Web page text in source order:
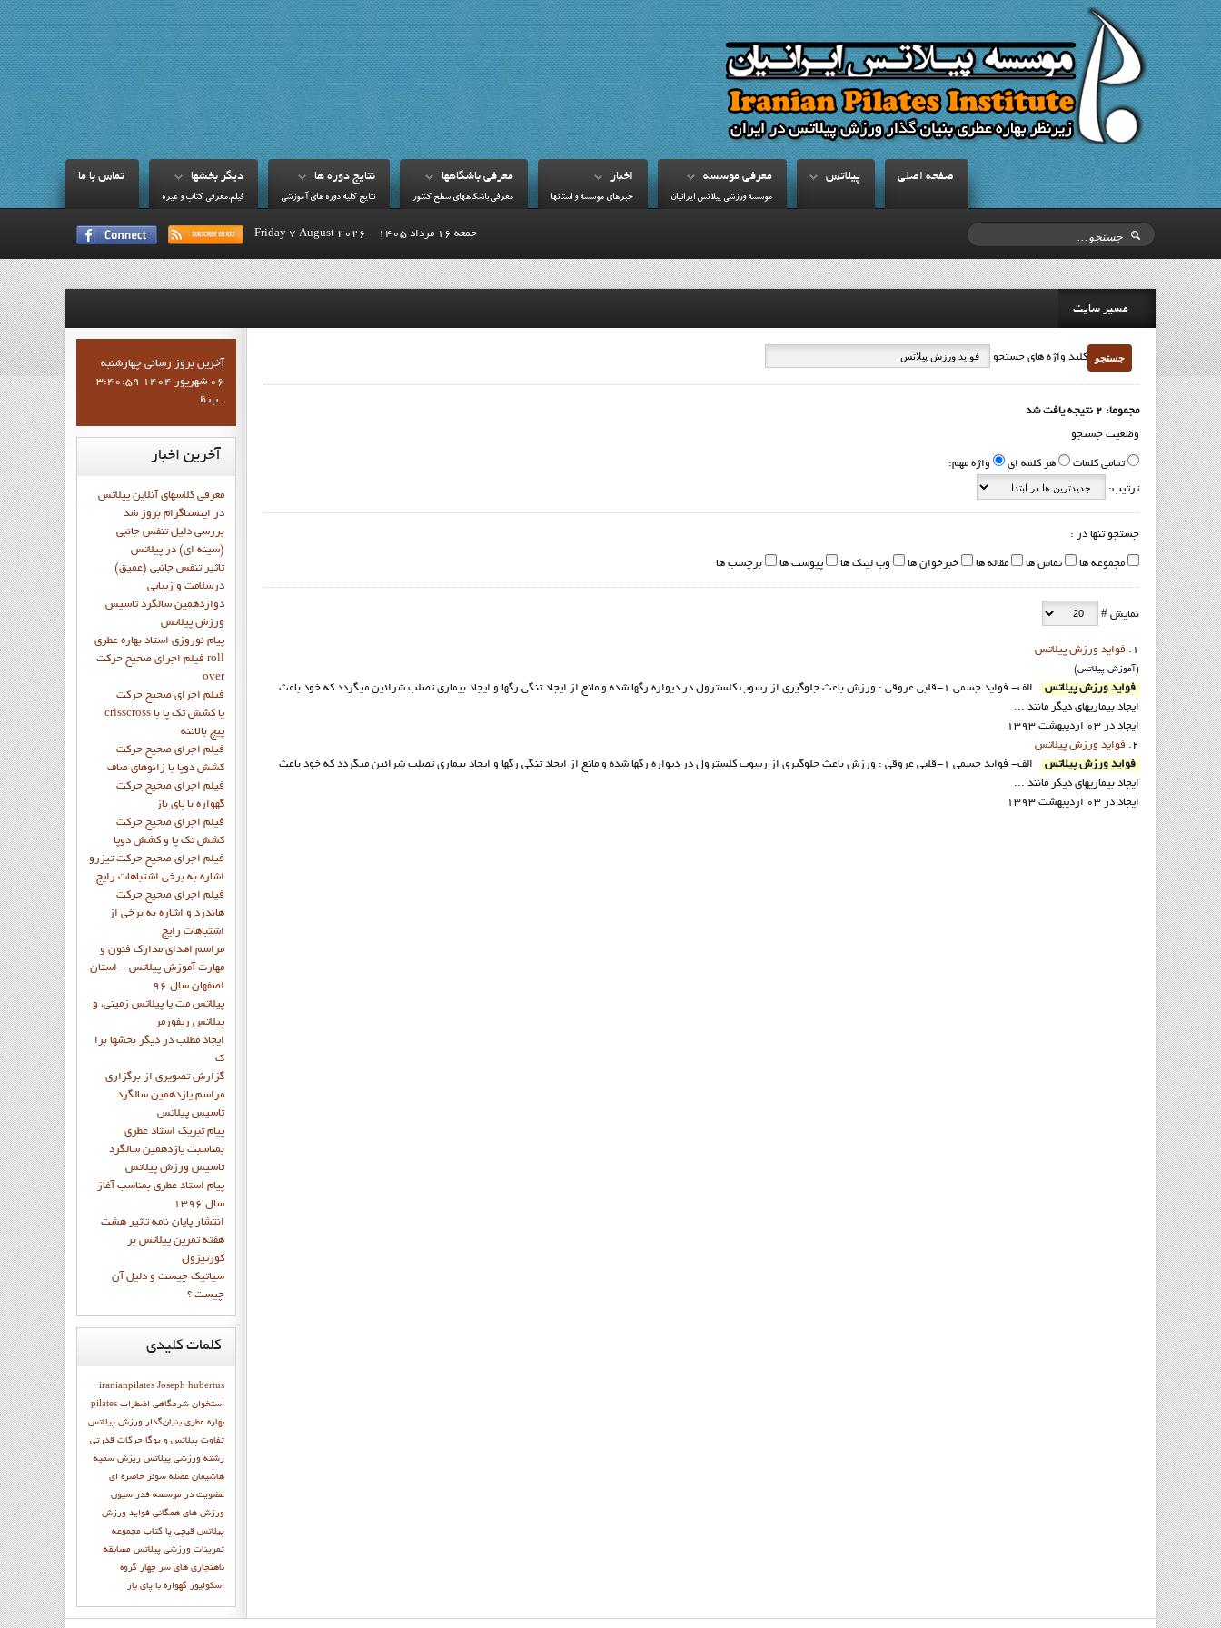
صفحه اصلي پيلاتس معرفي موسسه
موسسه ورزشي پيلاتس ايرانيان
اخبار
خبرهاي موسسه و استانها
معرفي باشگاهها
معرفي باشگاههاي سطح کشور
نتايج دوره ها
نتايج کليه دوره هاي آموزشي
ديگر بخشها
فيلم،معرفي کتاب و غيره
تماس با ما
جمعه 16 مرداد 1405 Friday 7 August 2026
مسیر سایت
کلید واژه های جستجو جستجو
مجموعا: 2 نتیجه یافت شد
وضعیت جستجو
تمامی کلمات هر کلمه ای واژه مهم:
ترتیب:
جستجو تنها در :
مجموعه ها تماس ها مقاله ها خبرخوان ها وب لینک ها پیوست ها برچسب ها
نمایش #
1.
فواید ورزش پيلاتس
(آموزش پيلاتس)
فوايد ورزش پيلاتس
الف- فواید جسمی 1-قلبی عروقی : ورزش باعث جلوگیری از رسوب کلسترول در دیواره رگها شده و مانع از ایجاد تنگی رگها و ایجاد بیماری تصلب شرائین میگردد که خود باعث
ایجاد بیماریهای دیگر مانند ...
ایجاد در 03 ارديبهشت 1393
2.
فواید ورزش پيلاتس
فوايد ورزش پيلاتس
الف- فواید جسمی 1-قلبی عروقی : ورزش باعث جلوگیری از رسوب کلسترول در دیواره رگها شده و مانع از ایجاد تنگی رگها و ایجاد بیماری تصلب شرائین میگردد که خود باعث
ایجاد بیماریهای دیگر مانند ...
ایجاد در 03 ارديبهشت 1393
آخرين بروز رساني چهارشنبه
06 شهریور 1404 3:40:59
ب ظ .
آخرین اخبار
معرفی کلاسهای آنلاین پیلاتس
در اینستاگرام بروز شد
بررسی دلیل تنفس جانبی
(سینه ای) در پیلاتس
تاثیر تنفس جانبی (عمیق)
درسلامت و زیبایی
دوازدهمين سالگرد تاسيس
ورزش پيلاتس
پيام نوروزي استاد بهاره عطري
فيلم اجراي صحيح حرکت roll
over
فيلم اجراي صحيح حركت
crisscross يا كشش تك پا با
پيچ بالاتنه
فيلم اجراي صحيح حرکت
كشش دوپا با زانوهاي صاف
فيلم اجراي صحيح حرکت
گهواره با پاي باز
فيلم اجراي صحيح حرکت
کشش تک پا و کشش دوپا
فيلم اجراي صحيح حرکت تيزرو
اشاره به برخي اشتباهات رايج
فيلم اجراي صحيح حرکت
هاندرد و اشاره به برخي از
اشتباهات رايج
مراسم اهدای مدارک فنون و
مهارت آموزش پیلاتس - استان
اصفهان سال 96
پیلاتس مت یا پیلاتس زمینی، و
پیلاتس ریفورمر
ايجاد مطلب در ديگر بخشها برا
ک
گزارش تصويري از برگزاري
مراسم يازدهمين سالگرد
تاسيس پيلاتس
پيام تبريک استاد عطري
بمناسبت يازدهمين سالگرد
تاسيس ورزش پيلاتس
پيام استاد عطري بمناسب آغاز
سال 1396
انتشار پايان نامه تاثیر هشت
هفته تمرین پیلاتس بر
کورتیزول
سیاتیک چیست و دلیل آن
چیست ؟
کلمات کلیدی
iranianpilates Joseph hubertus
pilates
استخوان شرمگاهي اضطراب
بهاره عطري بنيان‌گذار ورزش پيلاتس
تفاوت پیلاتس و یوگا حرکات قدرتی
رشته ورزشی پیلاتس ریزش سميه
هاشيمان عضله سوئز خاصره ای
عضویت در موسسه فدراسیون
ورزش های همگانی فواید ورزش
پیلاتس قيچي پا كتاب مجموعه
تمرينات ورزشي پيلاتس مسابقه
ناهنجاری های سر چهار گروه
اسکولیوز گهواره با پاي باز